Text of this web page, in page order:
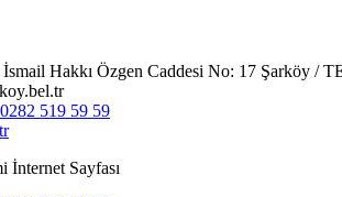
Hakkı Özgen Caddesi No: 17 Şarköy /
519 59 59
İnternet Sayfası